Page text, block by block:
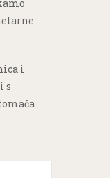
i
s